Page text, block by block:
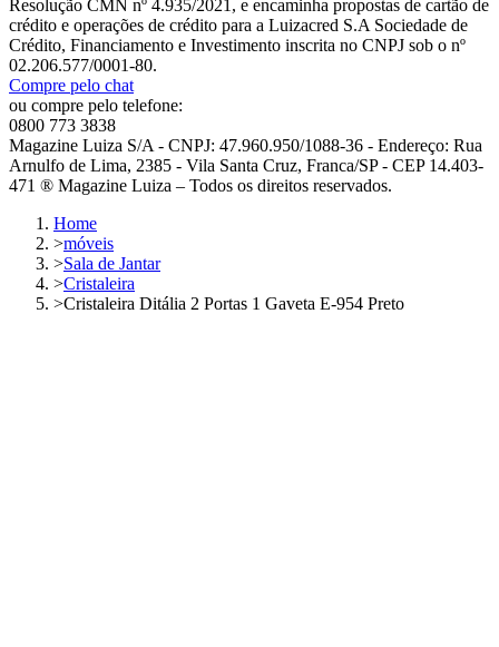
Resolução CMN nº 4.935/2021, e encaminha propostas de cartão de
crédito e operações de crédito para a Luizacred S.A Sociedade de
Crédito, Financiamento e Investimento inscrita no CNPJ sob o nº
02.206.577/0001-80.
Compre pelo chat
ou compre pelo telefone:
0800 773 3838
Magazine Luiza S/A - CNPJ: 47.960.950/1088-36 - Endereço: Rua
Arnulfo de Lima, 2385 - Vila Santa Cruz, Franca/SP - CEP 14.403-
471 ® Magazine Luiza – Todos os direitos reservados.
Home
>móveis
>Sala de Jantar
>Cristaleira
>Cristaleira Ditália 2 Portas 1 Gaveta E-954 Preto